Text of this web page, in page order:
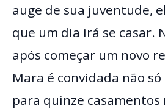
auge de sua juventude,
que um dia irá se casar.
após começar um novo
Mara é convidada não
para quinze casamentos